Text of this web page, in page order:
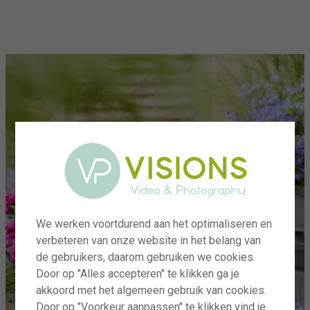
We werken voortdurend aan het optimaliseren en
verbeteren van onze website in het belang van
de gebruikers, daarom gebruiken we cookies.
Door op "Alles accepteren" te klikken ga je
akkoord met het algemeen gebruik van cookies.
Door op "Voorkeur aanpassen" te klikken vind je